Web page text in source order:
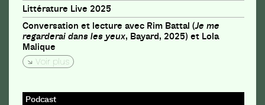
Littérature Live 2025
Conversation et lecture avec Rim Battal (Je me
regarderai dans les yeux, Bayard, 2025) et Lola
Malique
Voir plus
Podcast